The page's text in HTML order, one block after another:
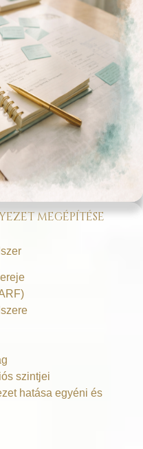
megépítése
szintjei
hatása egyéni és